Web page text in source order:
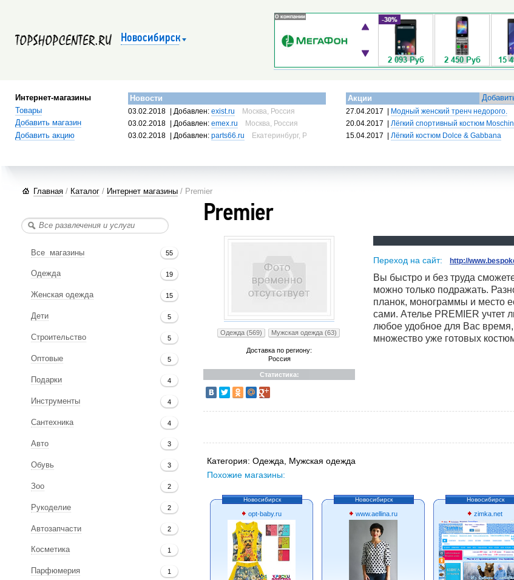
Новосибирск
Интернет-магазины
Товары
Добавить магазин
Добавить акцию
Новости
03.02.2018 | Добавлен: exist.ru
Москва, Россия
03.02.2018
| Добавлен: emex.ru
Москва, Россия
03.02.2018
| Добавлен: parts66.ru Екатеринбург, Россия
Акции
27.04.2017
Модный женский тренч недорого.
20.04.2017
Лёгкий спортивный костюм
15.04.2017
Лёгкий костюм Dolce & Gabbana
Главная / Каталог / Интернет магазины / Premier
Все магазины 55
Одежда 19
Женская одежда 15
Дети 5
Строительство 5
Оптовые 5
Подарки 4
Инструменты 4
Сантехника 4
Авто 3
Обувь 3
Зоо 2
Рукоделие 2
Автозапчасти 2
Косметика 1
Парфюмерия 1
Premier
Одежда (569) Мужская одежда (63)
Доставка по региону:
Россия
Статистика:
Переход на сайт: http://
Вы быстро и без труда
можно только подражать.
планок, монограммы и место
сами. Ателье PREMIER
любое удобное для Вас
множество уже готовых
Категория: Одежда, Мужская одежда
Похожие магазины:
Новосибирск
opt-baby.ru
Новосибирск
www.aellina.ru
Новосибирск
zimka.net